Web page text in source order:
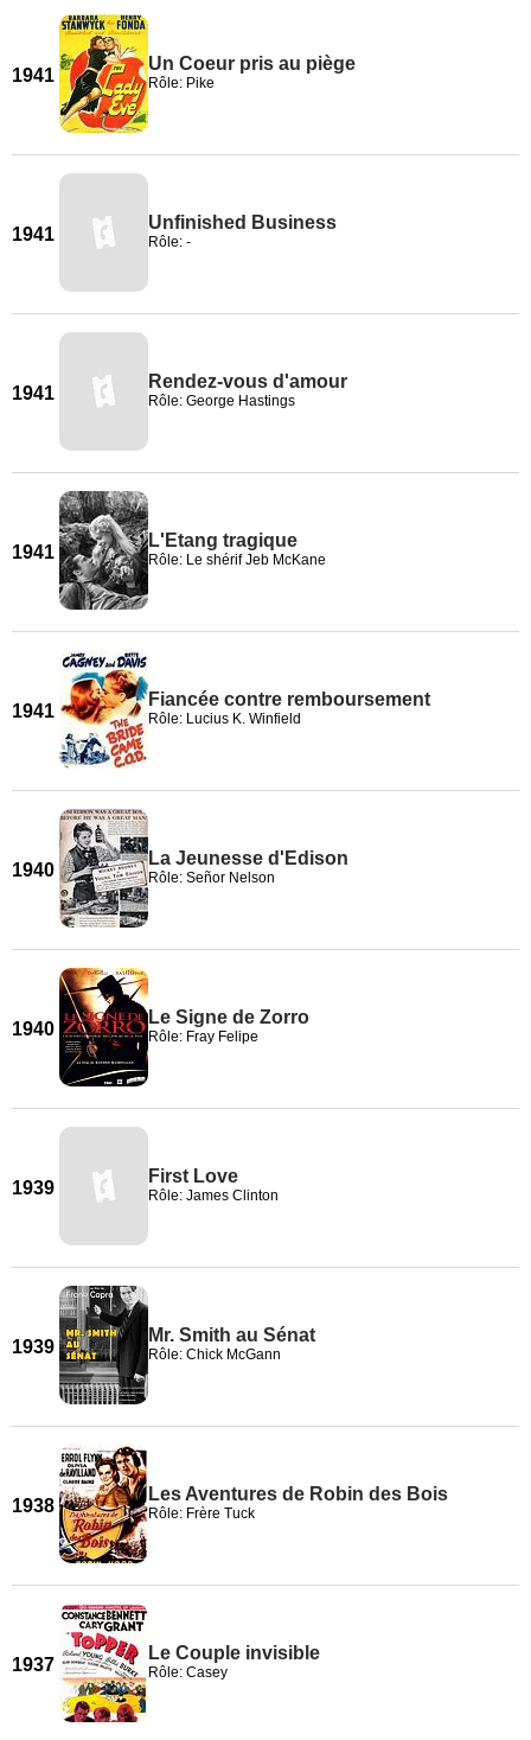
1941
Un Coeur pris au piège
Rôle: Pike
1941
Unfinished Business
Rôle: -
1941
Rendez-vous d'amour
Rôle: George Hastings
1941
L'Etang tragique
Rôle: Le shérif Jeb McKane
1941
Fiancée contre remboursement
Rôle: Lucius K. Winfield
1940
La Jeunesse d'Edison
Rôle: Señor Nelson
1940
Le Signe de Zorro
Rôle: Fray Felipe
1939
First Love
Rôle: James Clinton
1939
Mr. Smith au Sénat
Rôle: Chick McGann
1938
Les Aventures de Robin des Bois
Rôle: Frère Tuck
1937
Le Couple invisible
Rôle: Casey